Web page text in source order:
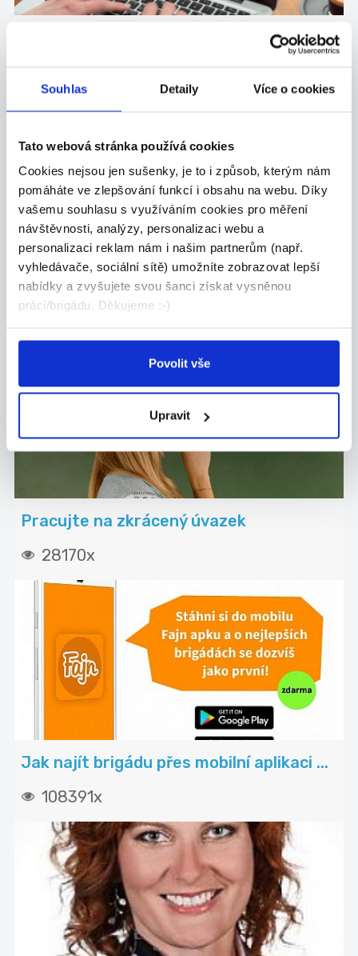
Souhlas Detaily Více o cookies
Tato webová stránka používá cookies
Cookies nejsou jen sušenky, je to i způsob, kterým nám
pomáháte ve zlepšování funkcí i obsahu na webu. Díky
vašemu souhlasu s využíváním cookies pro měření
návštěvnosti, analýzy, personalizaci webu a
personalizaci reklam nám i našim partnerům (např.
vyhledávače, sociální sítě) umožníte zobrazovat lepší
nabídky a zvyšujete svou šanci získat vysněnou
práci/brigádu. Děkujeme :-)
Povolit vše
Upravit
Pozor! Přihlásil/a ses k odběru brigád z...
Vzor motivačního dopisu na brigádu
98215x
Pracujte na zkrácený úvazek
28170x
Jak najít brigádu přes mobilní aplikaci ...
108391x